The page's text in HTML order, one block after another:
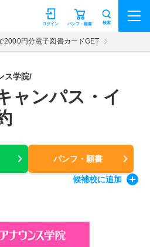
パンフ・願書
ログイン 検索
2000円分電子図書カードGET
ス学院/
ャンパス・イ
パンフ・願書
候補校に追加